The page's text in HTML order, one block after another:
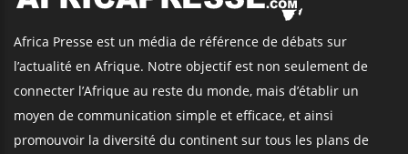
Africa Presse est un média de référence de débats sur
l’actualité en Afrique. Notre objectif est non seulement de
connecter l’Afrique au reste du monde, mais d’établir un
moyen de communication simple et efficace, et ainsi
promouvoir la diversité du continent sur tous les plans de